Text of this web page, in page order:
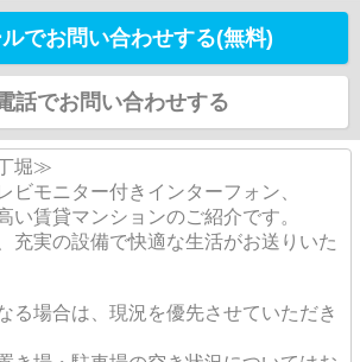
でお問い合わせする(無料)
話でお問い合わせする
堀≫
ビモニター付きインターフォン、
い賃貸マンションのご紹介です。
充実の設備で快適な生活がお送りいた
る場合は、現況を優先させていただき